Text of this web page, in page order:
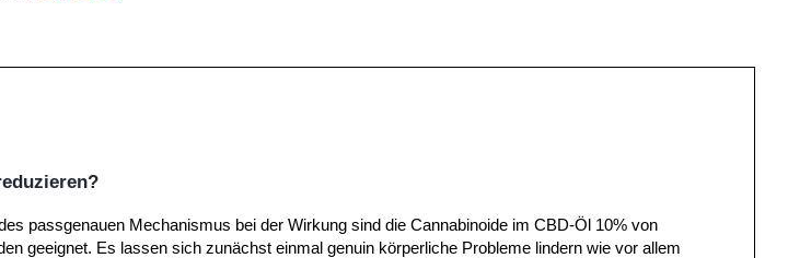
passgenauen Mechanismus bei der Wirkung sind die Cannabinoide im CBD-Öl 10% von
geeignet. Es lassen sich zunächst einmal genuin körperliche Probleme lindern wie vor allem